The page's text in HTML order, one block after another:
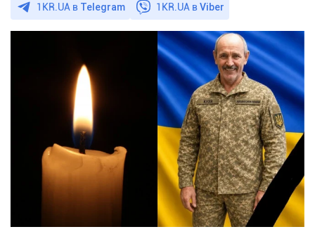
1KR.UA в Telegram 1KR.UA вViber